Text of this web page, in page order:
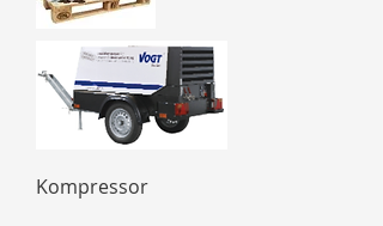
Kompressor